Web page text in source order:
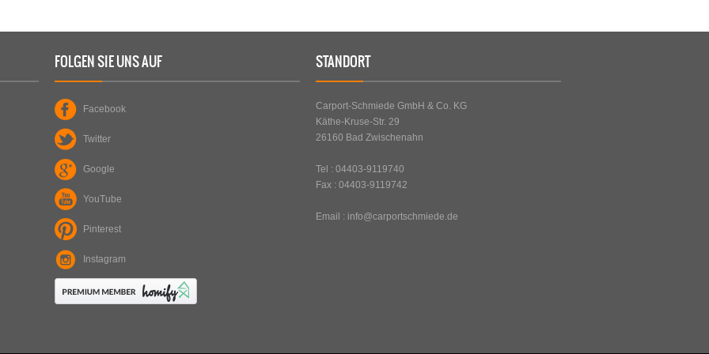
ORT : LÜDERSBURG
ERFAHREN SIE MEHR
ART
STAHLCARPORT / GERÄTERAUM /
SICHTSCHUTZ
TYP :
GERÄTERÄUME UND
FOLGEN SIE UNS AUF
Facebook
Twitter
Google
YouTube
Pinterest
Instagram
STANDORT
Carport-Schmiede GmbH & Co. KG
Käthe-Kruse-Str. 29
26160 Bad Zwischenahn
Tel : 04403-9119740
Fax : 04403-9119742
Email : info@carportschmiede.de